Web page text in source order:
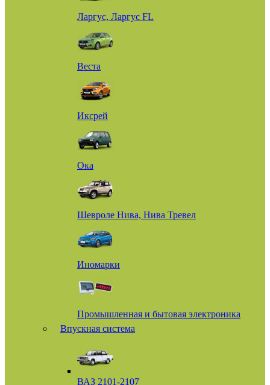
Ларгус, Ларгус FL
Веста
Иксрей
Ока
Шевроле Нива, Нива Тревел
Иномарки
Промышленная и бытовая электроника
Впускная система
ВАЗ 2101-2107